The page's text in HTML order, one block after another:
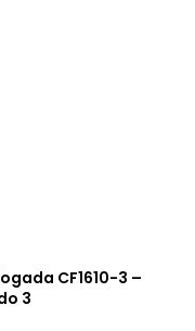
CF1610-3 –
3